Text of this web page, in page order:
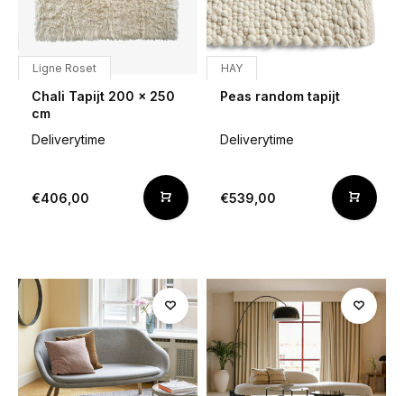
Ligne Roset
Chali Tapijt 200 x 250
cm
Deliverytime
€406,00
HAY
Peas random tapijt
Deliverytime
€539,00